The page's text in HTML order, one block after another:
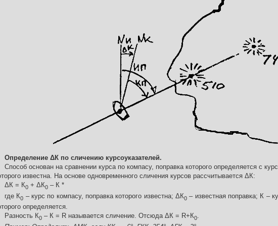
Определение ΔК по сличению курсоуказателей.
Способ основан на сравнении курса по компасу, поправка которого определяется с
известна. На основе одновременного сличения курсов рассчитывается ΔК:
ΔК = К0 + ΔК0 – К *
где К0 – курс по компасу, поправка которого известна; ΔК0 – известная поправка; К –
определяется.
Разность К0 – К = R называется сличение. Отсюда ΔК = R+К0.